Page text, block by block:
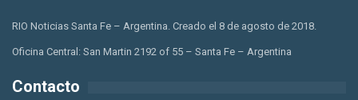
RIO Noticias Santa Fe – Argentina. Creado el 8 de agosto de 2018.
Oficina Central: San Martin 2192 of 55 – Santa Fe – Argentina
Contacto